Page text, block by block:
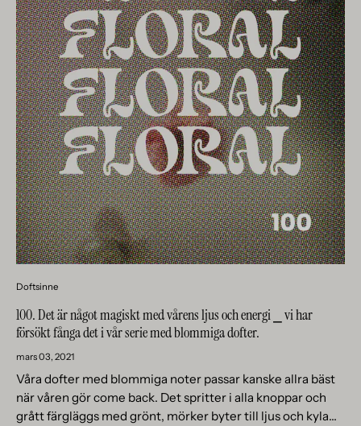
Doftsinne
100. Det är något magiskt med vårens ljus och energi ⎯ vi har
försökt fånga det i vår serie med blommiga dofter.
mars 03, 2021
Våra dofter med blommiga noter passar kanske allra bäst
när våren gör come back. Det spritter i alla knoppar och
grått färgläggs med grönt, mörker byter till ljus och kyla